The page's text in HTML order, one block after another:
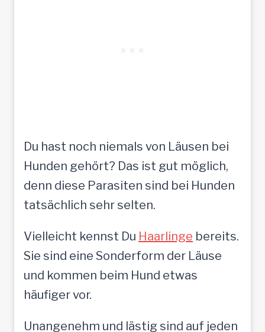
Du hast noch niemals von Läusen bei
Hunden gehört? Das ist gut möglich,
denn diese Parasiten sind bei Hunden
tatsächlich sehr selten.
Vielleicht kennst Du Haarlinge bereits.
Sie sind eine Sonderform der Läuse
und kommen beim Hund etwas
häufiger vor.
Unangenehm und lästig sind auf jeden